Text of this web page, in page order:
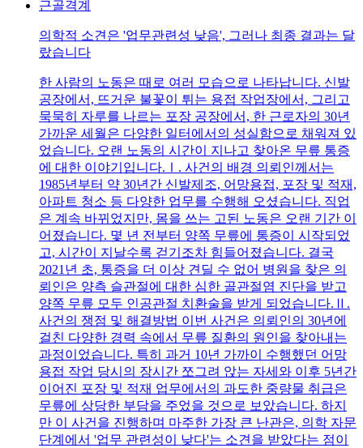
근골격계
의학적 소견은 '업무관련성 낮음', 그러나 최종 결과는 달
랐습니다
한 사람의 노동은 때로 여러 모습으로 나타납니다. 신발
공장에서, 뜨거운 불꽃이 튀는 용접 작업장에서, 그리고
묵묵히 자루를 나르는 포장 공장에서, 한 근로자의 30년
가까운 세월은 다양한 일터에서의 성실함으로 채워져 있
었습니다. 오랜 노동의 시간이 지나고 찾아온 무릎 통증
에 대한 이야기입니다.Ⅰ. 사건의 배경 의뢰인께서는
1985년부터 약 30년간 신발제조, 어망용접, 포장 및 적재,
아파트 청소 등 다양한 업무를 수행해 오셨습니다. 직업
은 계속 바뀌었지만, 몸을 쓰는 고된 노동은 오랜 기간 이
어졌습니다. 몇 년 전부터 양쪽 무릎에 통증이 시작되었
고, 시간이 지날수록 걷기조차 힘들어졌습니다. 결국
2021년 초, 통증을 더 이상 견딜 수 없어 병원을 찾은 의
뢰인은 양측 슬관절에 대한 심한 골관절염 진단을 받고
양쪽 무릎 모두 인공관절 치환술을 받게 되었습니다.Ⅱ.
사건의 쟁점 및 해결방법 이번 사건은 의뢰인의 30년에
걸친 다양한 경력 속에서 무릎 질환의 원인을 찾아내는
과정이었습니다. 특히 과거 10년 가까이 수행했던 어망
용접 작업 당시의 장시간 쪼그려 앉는 자세와 이후 5년간
이어진 포장 및 적재 업무에서의 과도한 중량물 취급은
무릎에 상당한 부담을 주었을 것으로 보았습니다. 하지
만 이 사건을 진행하며 마주한 가장 큰 난관은, 의학 자문
단계에서 '업무 관련성이 낮다'는 소견을 받았다는 점이